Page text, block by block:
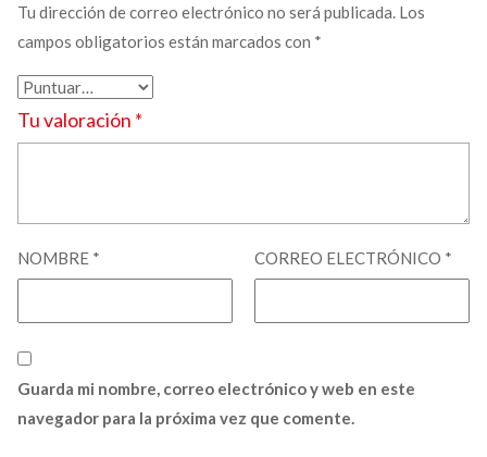
Tu dirección de correo electrónico no será publicada. Los
campos obligatorios están marcados con *
Tu valoración *
NOMBRE * CORREO ELECTRÓNICO *
Guarda mi nombre, correo electrónico y web en este
navegador para la próxima vez que comente.